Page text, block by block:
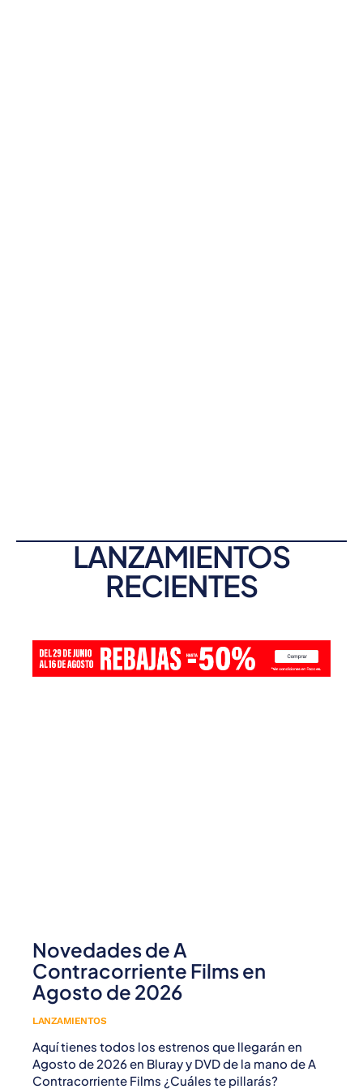
LANZAMIENTOS
RECIENTES
Novedades de A
Contracorriente Films en
Agosto de 2026
LANZAMIENTOS
Aquí tienes todos los estrenos que llegarán en
Agosto de 2026 en Bluray y DVD de la mano de A
Contracorriente Films ¿Cuáles te pillarás?